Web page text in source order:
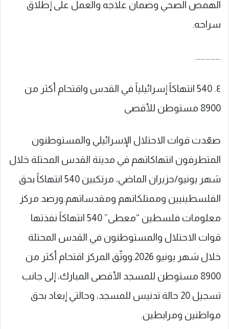
الهمص الصحي وضمان علاجه والعمل على إطلاق
سراحه.
……………
٤. 540 انتهاكاً إسرائيلياً في القدس واقتحام أكثر من
8900 مستوطن للأقصى
صعّدت قوات الاحتلال الإسرائيلي والمستوطنون
المتطرفون انتهاكاتهم في مدينة القدس المحتلة خلال
شهر يونيو/حزيران الماضي، مرتكبين 540 انتهاكاً بحق
الفلسطينيين وممتلكاتهم ومقدساتهم.ورصد مركز
معلومات فلسطين “معطى” 540 انتهاكاً نفذتها
قوات الاحتلال والمستوطنون في القدس المحتلة
خلال شهر يونيو 2026.ووثّق المركز اقتحام أكثر من
8900 مستوطن للمسجد الأقصى المبارك، إلى جانب
تسجيل 20 حالة تدنيس للمسجد، وحالتي إبعاد بحق
مواطنين ومرابطين.